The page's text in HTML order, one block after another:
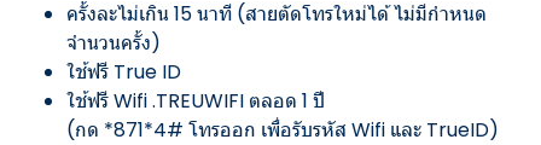
ครั้งละไม่เกิน 15 นาที (สายตัดโทรใหม่ได้ ไม่มีกำหนด
จำนวนครั้ง)
ใช้ฟรี True ID
ใช้ฟรี Wifi .TREUWIFI ตลอด 1 ปี
(กด *871*4# โทรออก เพื่อรับรหัส Wifi และ TrueID)